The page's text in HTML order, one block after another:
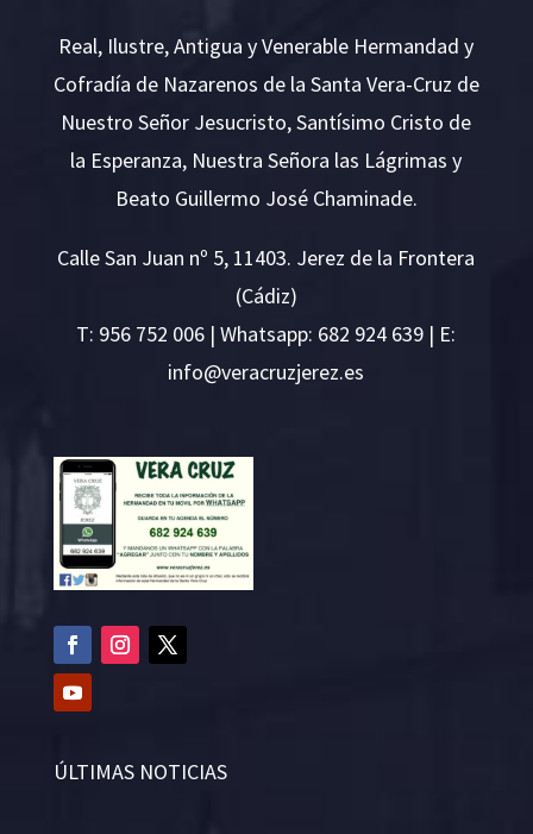
Real, Ilustre, Antigua y Venerable Hermandad y
Cofradía de Nazarenos de la Santa Vera-Cruz de
Nuestro Señor Jesucristo, Santísimo Cristo de
la Esperanza, Nuestra Señora las Lágrimas y
Beato Guillermo José Chaminade.
Calle San Juan nº 5, 11403. Jerez de la Frontera
(Cádiz)
T: 956 752 006 | Whatsapp: 682 924 639 | E:
se.ze
rejzu
rcare
v@ofn
i
ÚLTIMAS NOTICIAS